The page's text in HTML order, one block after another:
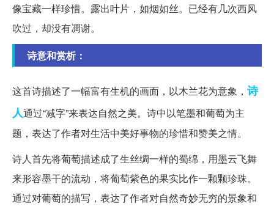
像宝藏一样珍惜。露出叶片，如烟如丝。已经有几次西风
吹过，却没有凋谢。
诗意和赏析：
这首诗描述了一幅富有生机的画面，以木兰花为意象， 诗
人通过“减字”来表达自然之美。诗中以笔墨和葡萄为主
题，表达了作者对生活中美好事物的珍惜和赞美之情。
诗人首先将葡萄描述成了生丝绸一样的蜀绵，用墨云飞舞
来形容墨干的流动，将葡萄紫色的果实比作一颗颗珍珠。
通过对葡萄的描写，表达了作者对自然奇妙无穷的景象和